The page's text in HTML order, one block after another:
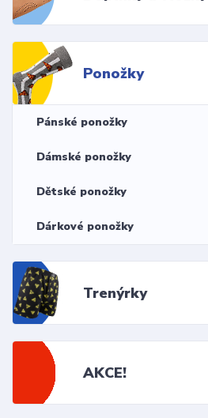
Ponožky
Pánské ponožky
Dámské ponožky
Dětské ponožky
Dárkové ponožky
Trenýrky
AKCE!